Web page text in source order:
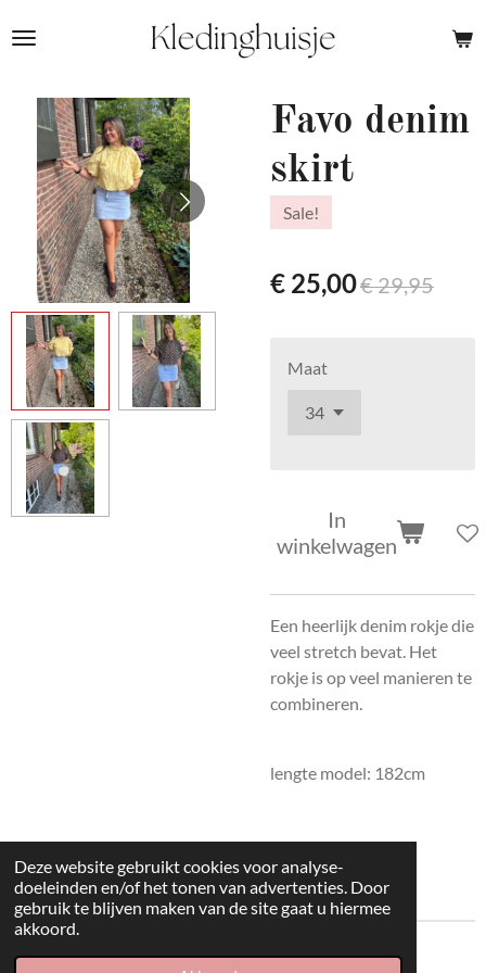
Deze website gebruikt cookies voor analyse-
doeleinden en/of het tonen van advertenties. Door
gebruik te blijven maken van de site gaat u hiermee
akkoord.
direct
hoofdinhoud
Favo denim
skirt
Sale!
€ 25,00€ 29,95
Maat
In
winkelwagen
Een heerlijk denim rokje die
veel stretch bevat. Het
rokje is op veel manieren te
combineren.
lengte model: 182cm
© 2022 kleding huisje